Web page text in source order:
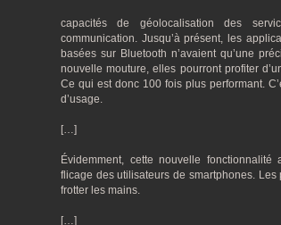
capacités de géolocalisation des
communication. Jusqu’à présent, les
basées sur Bluetooth n’avaient qu’une
nouvelle mouture, elles pourront profiter
Ce qui est donc 100 fois plus performant.
d’usage.
[…]
Évidemment, cette nouvelle
flicage des utilisateurs de smartphones.
frotter les mains.
[…]